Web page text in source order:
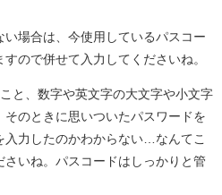
場合は、今使用しているパスコー
ので併せて入力してくださいね。
と、数字や英文字の大文字や小文字
のときに思いついたパスワードを
入力したのかわからない…なんてこ
いね。パスコードはしっかりと管